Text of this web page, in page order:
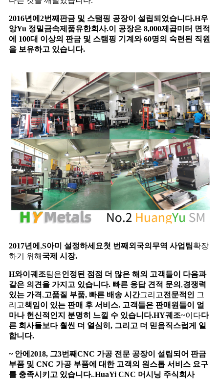
2016년에 2번째 판금 및 스탬핑 공장이 설립되었습니다.H우
앙Yu 정밀금속제품유한회사.이 공장은 8,000제곱미터 면적
에 100대 이상의 판금 및 스탬핑 기계와 60명의 숙련된 직원
을 보유하고 있습니다.
2017년에 ,S아미 설정하세요첫 번째 외국의 무역 사업팀확장
하기 위해 국제 시장.
H와이 궤조팀은인정된 점점 더 많은 해외 ​​고객들이 다음과
같은 의견을 가지고 있습니다. 빠른 응답 견적 문의 ,경쟁력
있는 가격,고품질 부품, 빠른 배송 시간그리고전문적인 그
리고책임이 있는 판매 후 서비스. 고객들은 판매원들이 얼
마나 헌신적인지 분명히 느낄 수 있습니다.HY궤조~이다다
른 회사들보다 훨씬 더 열심히, 그리고 더 믿음직스럽게 일
합니다.
~ 안에 2018, 그3번째CNC 가공 전문 공장이 설립되어 판금
부품 및 CNC 가공 부품에 대한 고객의 원스톱 서비스 요구
를 충족시키고 있습니다..HuaYi CNC 머시닝 주식회사